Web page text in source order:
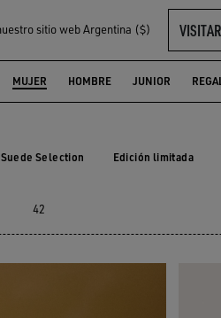
sitio web Argentina ($)
MUJER HOMBRE JUNIOR
Suede Selection Edición limitada
42